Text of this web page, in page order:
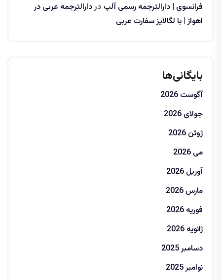
فرانسوی | دارالترجمه رسمی آلپ دردارالترجمه عربی در
اهواز | با لگالایز سفارت عربی
بایگانی‌ها
آگوست 2026
جولای 2026
ژوئن 2026
می 2026
آوریل 2026
مارس 2026
فوریه 2026
ژانویه 2026
دسامبر 2025
نوامبر 2025